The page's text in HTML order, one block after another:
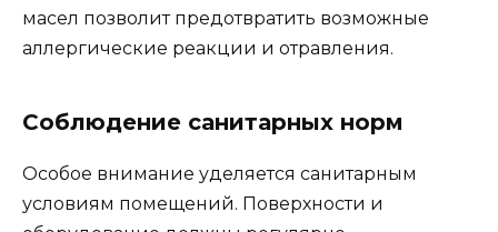
масел позволит предотвратить возможные
аллергические реакции и отравления.
Соблюдение санитарных норм
Особое внимание уделяется санитарным
условиям помещений. Поверхности и